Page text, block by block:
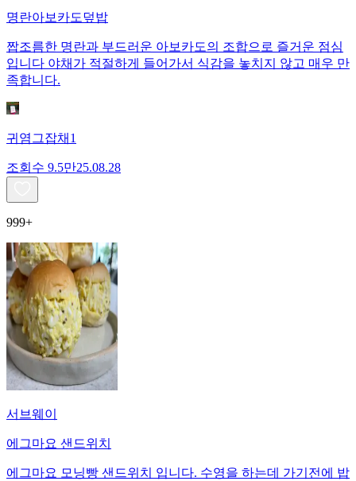
명란아보카도덮밥
짭조름한 명란과 부드러운 아보카도의 조합으로 즐거운 점심
입니다 야채가 적절하게 들어가서 식감을 놓치지 않고 매우 만
족합니다.
귀염그잡채1
조회수 9.5만25.08.28
999+
서브웨이
에그마요 샌드위치
에그마요 모닝빵 샌드위치 입니다. 수영을 하는데 가기전에 밥